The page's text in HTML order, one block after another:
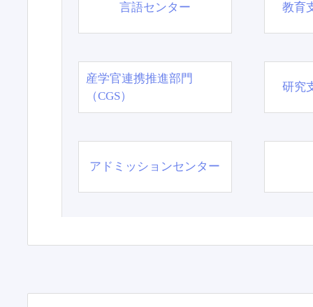
言語センター 教育
産学官連携推進部門
（CGS）
研究
アドミッションセンター